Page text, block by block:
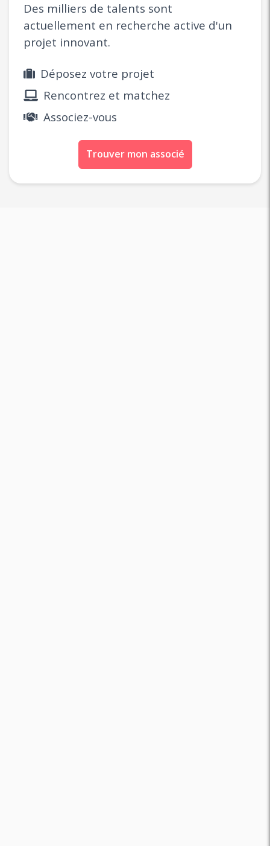
Des milliers de talents sont
actuellement en recherche active d'un
projet innovant.
Déposez votre projet
Rencontrez et matchez
Associez-vous
Trouver mon associé